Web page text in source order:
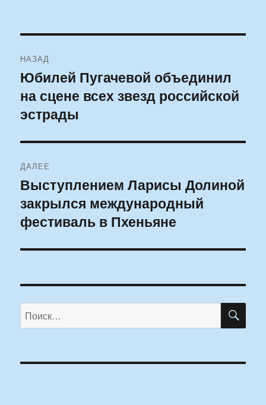
по
записям
НАЗАД
Предыдущая
запись:
Юбилей Пугачевой объединил
на сцене всех звезд российской
эстрады
ДАЛЕЕ
Следующая
запись:
Выступлением Ларисы Долиной
закрылся международный
фестиваль в Пхеньяне
Искать: